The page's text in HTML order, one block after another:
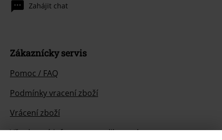
Zahájit chat
Zákaznícky servis
Pomoc / FAQ
Podmínky vracení zboží
Vrácení zboží
Všeobecné informace o velikostech